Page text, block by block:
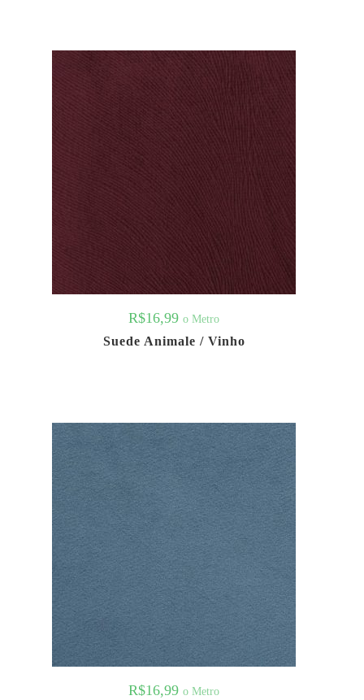
R$16,99 o Metro
Suede Animale / Vinho
R$16,99 o Metro